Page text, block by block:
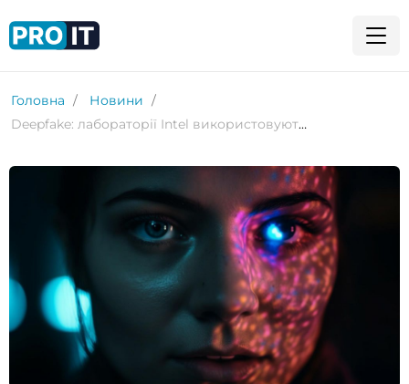
Головна
Новини
Deepfake: лабораторії Intel використовують ШІ для боротьби з дезінформацією